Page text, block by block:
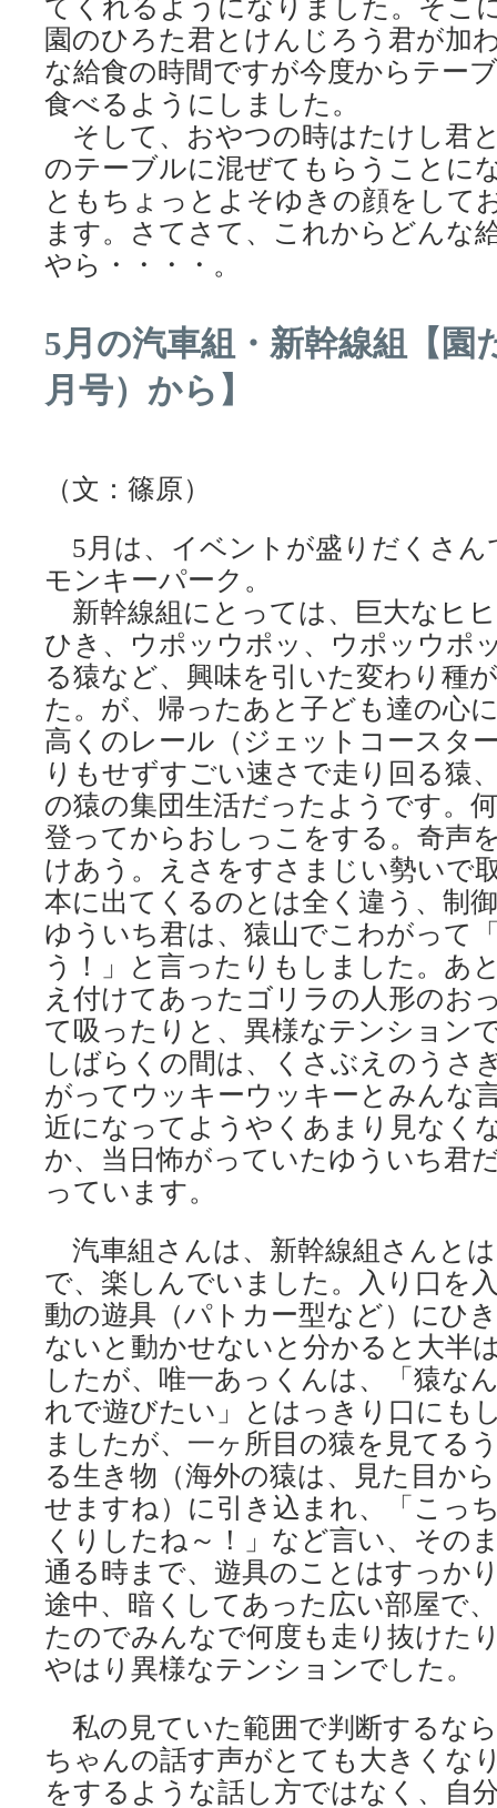
てくれるようになりました。そこ
園のひろた君とけんじろう君が加
な給食の時間ですが今度からテー
食べるようにしました。
そして、おやつの時はたけし君
のテーブルに混ぜてもらうことに
ともちょっとよそゆきの顔をして
ます。さてさて、これからどんな
やら・・・・。
5月の汽車組・新幹線組【園
月号）から】
（文：篠原）
5月は、イベントが盛りだくさん
モンキーパーク。
新幹線組にとっては、巨大なヒ
ひき、ウポッウポッ、ウポッウポ
る猿など、興味を引いた変わり種
た。が、帰ったあと子ども達の心
高くのレール（ジェットコースタ
りもせずすごい速さで走り回る猿
の猿の集団生活だったようです。
登ってからおしっこをする。奇声
けあう。えさをすさまじい勢いで
本に出てくるのとは全く違う、制
ゆういち君は、猿山でこわがって
う！」と言ったりもしました。あ
え付けてあったゴリラの人形のお
て吸ったりと、異様なテンション
しばらくの間は、くさぶえのうさ
がってウッキーウッキーとみんな
近になってようやくあまり見なく
か、当日怖がっていたゆういち君
っています。
汽車組さんは、新幹線組さんと
で、楽しんでいました。入り口を
動の遊具（パトカー型など）にひ
ないと動かせないと分かると大半
したが、唯一あっくんは、「猿な
れで遊びたい」とはっきり口にも
ましたが、一ヶ所目の猿を見てる
る生き物（海外の猿は、見た目か
せますね）に引き込まれ、「こっ
くりしたね～！」など言い、その
通る時まで、遊具のことはすっか
途中、暗くしてあった広い部屋で
たのでみんなで何度も走り抜けた
やはり異様なテンションでした。
私の見ていた範囲で判断するな
ちゃんの話す声がとても大きくな
をするような話し方ではなく、自